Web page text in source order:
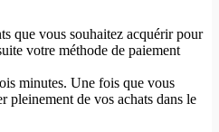
que vous souhaitez acquérir pour
votre méthode de paiement
minutes. Une fois que vous
pleinement de vos achats dans le